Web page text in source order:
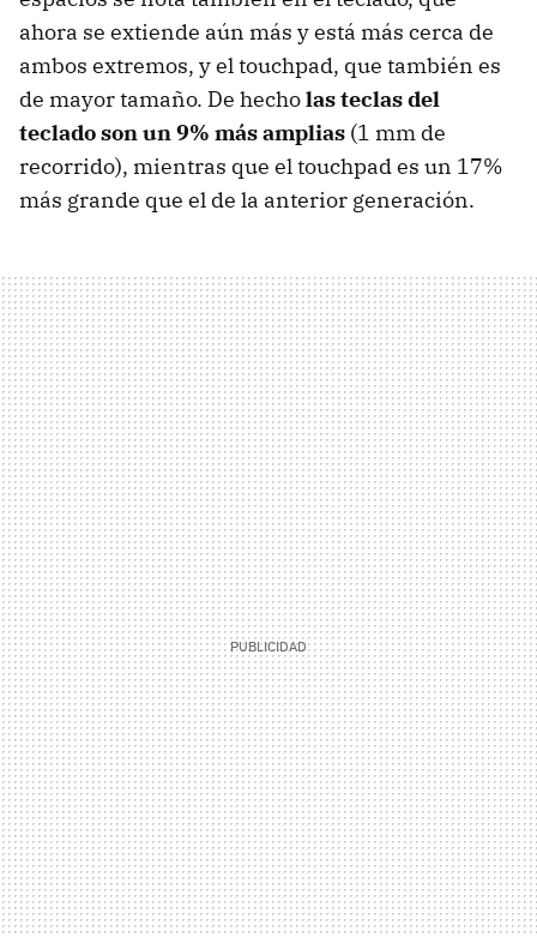
ahora se extiende aún más y está más cerca de
ambos extremos, y el touchpad, que también es
de mayor tamaño. De hecholas teclas del
teclado son un 9% más amplias (1 mm de
recorrido), mientras que el touchpad es un 17%
más grande que el de la anterior generación.